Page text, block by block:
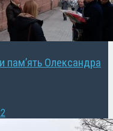
пам’ять Олександра